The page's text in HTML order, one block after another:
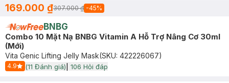
169.000 ₫307.000 ₫ -45%
BNBG
Combo 10 Mặt Nạ BNBG Vitamin A Hỗ Trợ Nâng Cơ 30ml
(Mới)
Vita Genic Lifting Jelly Mask(SKU: 422226067)
4.9
Start Icon
(11 Đánh giá) 106 Hỏi đáp